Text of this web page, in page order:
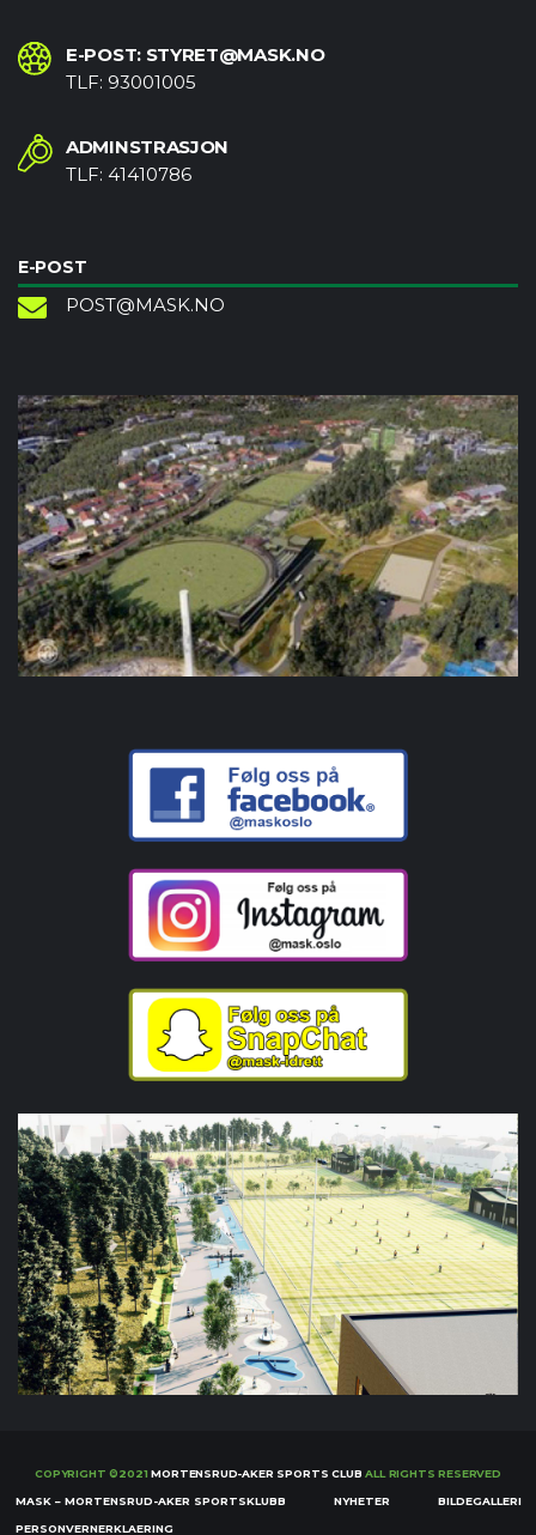
E-POST: STYRET@MASK.NO
TLF: 93001005
ADMINSTRASJON
TLF: 41410786
E-POST
POST@MASK.NO
COPYRIGHT ©2021MORTENSRUD-AKER SPORTS CLUB ALL RIGHTS RESERVED
MASK – MORTENSRUD-AKER SPORTSKLUBB NYHETER BILDEGALLERI
PERSONVERNERKLAERING